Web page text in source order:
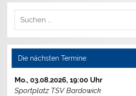
Die nächsten Termine:
Mo., 03.08.2026, 19:00 Uhr
Sportplatz TSV Bardowick